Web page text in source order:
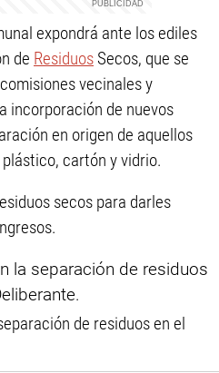
expondrá ante los ediles
de Residuos Secos, que se
vecinales y
incorporación de nuevos
en origen de aquellos
cartón y vidrio.
secos para darles
de residuos en el